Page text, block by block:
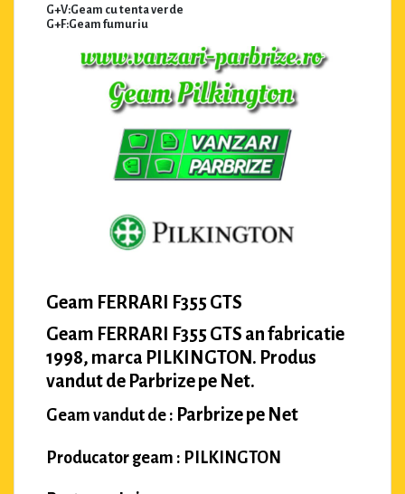
G+V:Geam cu tenta verde
G+F:Geam fumuriu
Geam FERRARI F355 GTS
Geam FERRARI F355 GTS an fabricatie
1998, marca PILKINGTON. Produs
vandut de Parbrize pe Net.
Geam vandut de : Parbrize pe Net
Producator geam : PILKINGTON